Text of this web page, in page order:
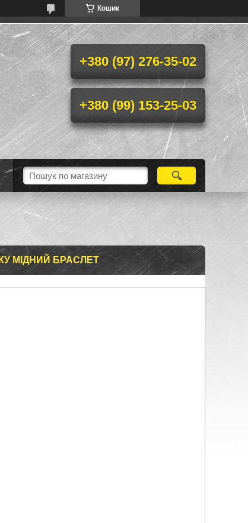
Кошик
+380 (97) 276-35-02
+380 (99) 153-25-03
МІДНИЙ БРАСЛЕТ